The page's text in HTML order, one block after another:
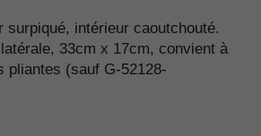
surpiqué, intérieur caoutchouté.
33cm x 17cm, convient à
pliantes (sauf G-52128-